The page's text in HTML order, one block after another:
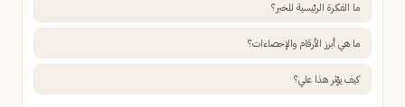
ما الفكرة الرئيسية للخبر؟
ما هي أبرز الأرقام والإحصاءات؟
كيف يؤثر هذا علي؟